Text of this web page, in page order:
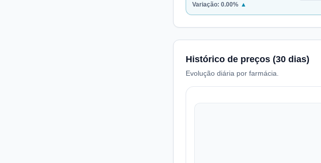
Variação: 0.00% ▲
Histórico de preços (30 dias)
Evolução diária por farmácia.